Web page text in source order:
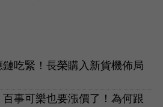
吃緊！長榮購入新貨機佈局
事可樂也要漲價了！為何跟